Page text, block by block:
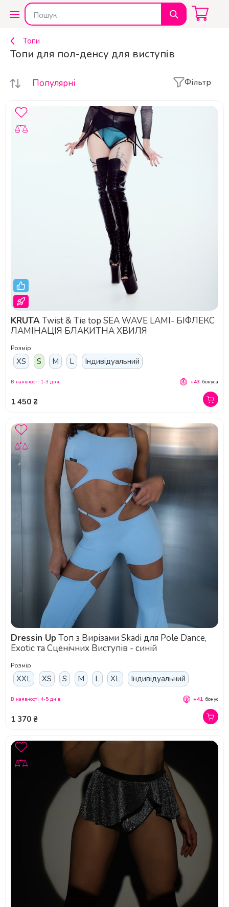
Топи
Топи для пол-денсу для виступів
Популярні Фільтр
KRUTA
ЛАМІНАЦІЯ БЛАКИТНА ХВИЛЯ
Розмір
XS S M L Індивідуальний
1 450 ₴
В наявності 1-3 дня +43 бонуса
Dressin Up
Exotic та Сценічних Виступів - синій
Розмір
XXL XS S M L XL Індивідуальний
1 370 ₴
В наявності 4-5 днів +41 бонус